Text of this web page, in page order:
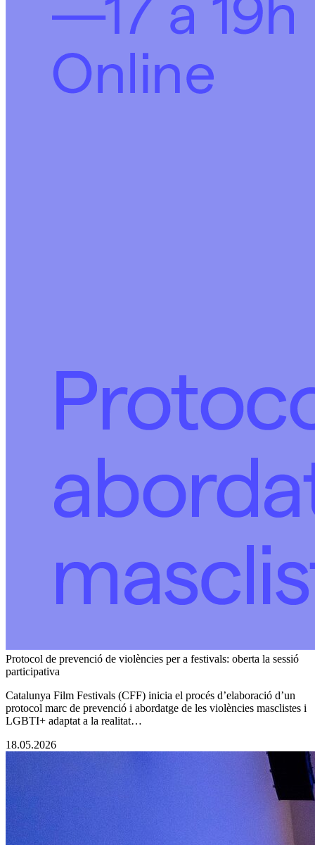
Protocol de prevenció de violències per a festivals: oberta la sessió
participativa
Catalunya Film Festivals (CFF) inicia el procés d’elaboració d’un
protocol marc de prevenció i abordatge de les violències masclistes i
LGBTI+ adaptat a la realitat…
18.05.2026